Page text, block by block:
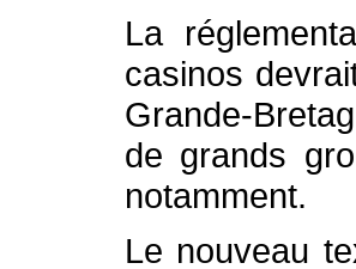
La
casinos
Grande-
de grands
notamment.
Le nouveau